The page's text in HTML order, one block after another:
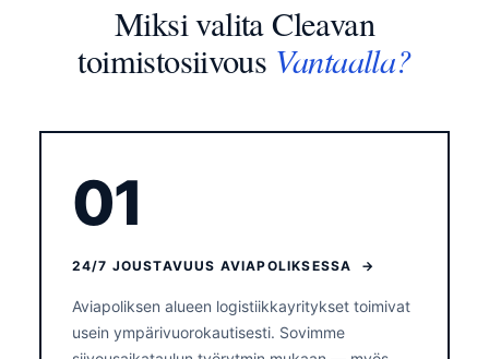
Miksi valita Cleavan
toimistosiivous Vantaalla?
01
24/7 JOUSTAVUUS AVIAPOLIKSESSA →
Aviapoliksen alueen logistiikkayritykset toimivat
usein ympärivuorokautisesti. Sovimme